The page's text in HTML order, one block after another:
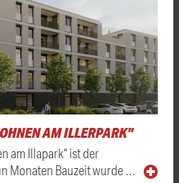
AM ILLERPARK"
am Illapark“ ist der
Monaten Bauzeit wurde …